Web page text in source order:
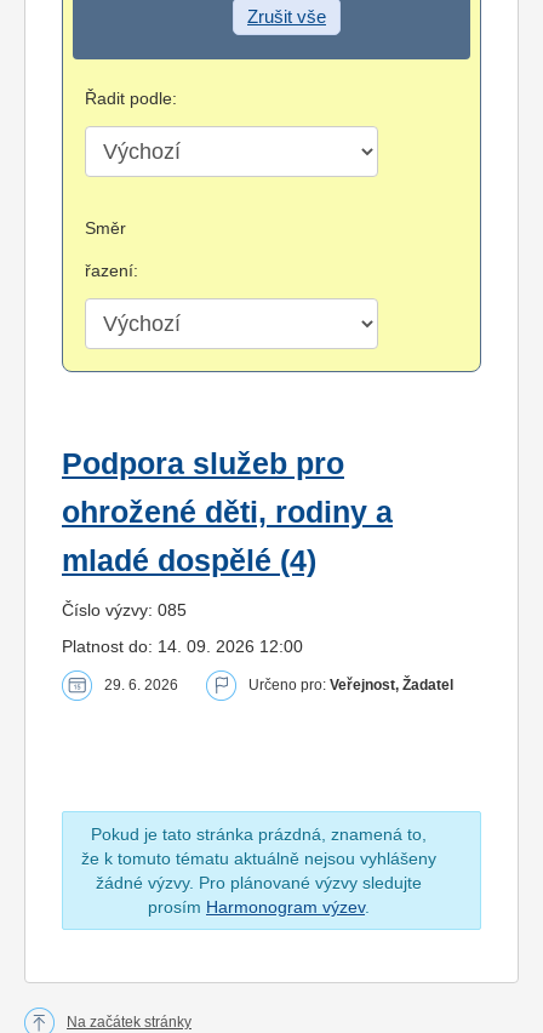
Zrušit vše
Řadit podle:
Směr
řazení:
Podpora služeb pro
ohrožené děti, rodiny a
mladé dospělé (4)
Číslo výzvy: 085
Platnost do: 14. 09. 2026 12:00
29. 6. 2026 Určeno pro: Veřejnost, Žadatel
Pokud je tato stránka prázdná, znamená to,
že k tomuto tématu aktuálně nejsou vyhlášeny
žádné výzvy. Pro plánované výzvy sledujte
prosím Harmonogram výzev.
Na začátek stránky